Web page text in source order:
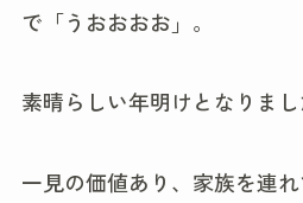
で「うおおおお」。
素晴らしい年明けとなりまし
一見の価値あり、家族を連